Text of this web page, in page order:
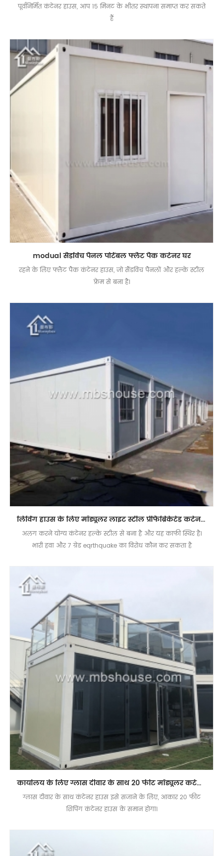
पूर्वनिर्मित कंटेनर हाउस, आप 15 मिनट के भीतर स्थापना समाप्त कर सकते
हैं
modual सैंडविच पैनल पोर्टेबल फ्लैट पैक कंटेनर घर
रहने के लिए फ्लैट पैक कंटेनर हाउस, जो सैंडविच पैनलों और हल्के स्टील
फ्रेम से बना है।
लिविंग हाउस के लिए मॉड्यूलर लाइट स्टील प्रीफैब्रिकेटेड कंटेनर हाउस
अलग करने योग्य कंटेनर हल्के स्टील से बना है और यह काफी स्थिर है।
भारी हवा और 7 ग्रेड eqrthquake का विरोध कौन कर सकता है
कार्यालय के लिए ग्लास दीवार के साथ 20 फीट मॉड्यूलर कंटेनर हाउस
ग्लास दीवार के साथ कंटेनर हाउस इसे सजाने के लिए, आकार 20 फीट
शिपिंग कंटेनर हाउस के समान होगा।